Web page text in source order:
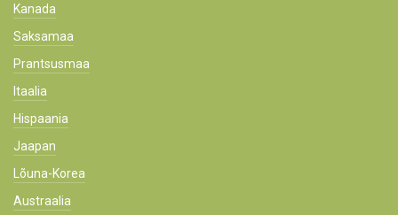
Kanada
Saksamaa
Prantsusmaa
Itaalia
Hispaania
Jaapan
Lõuna-Korea
Austraalia